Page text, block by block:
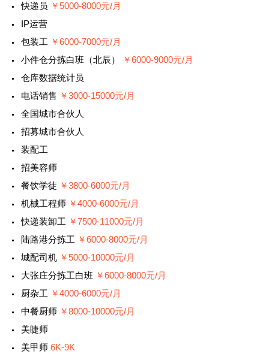
快递员 ￥5000-8000元/月
IP运营
包装工 ￥6000-7000元/月
小件仓分拣白班（北辰）
￥6000-9000元/月
仓库数据统计员
电话销售 ￥3000-15000元/月
全国城市合伙人
招募城市合伙人
装配工
招美容师
餐饮学徒 ￥3800-6000元/月
机械工程师 ￥4000-6000元/月
快递装卸工 ￥7500-11000元/月
陆路港分拣工 ￥6000-8000元/月
城配司机 ￥5000-10000元/月
大张庄分拣工白班 ￥6000-8000元/月
厨杂工 ￥4000-6000元/月
中餐厨师 ￥8000-10000元/月
美睫师
美甲师 6K-9K